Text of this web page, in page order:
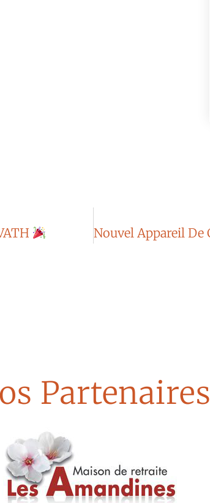
Partenaires